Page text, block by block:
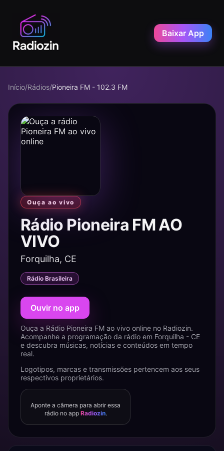
Baixar App
Início/Rádios/Pioneira FM - 102.3 FM
Ouça ao vivo
Rádio Pioneira FM AO
VIVO
Forquilha, CE
Rádio Brasileira
Ouvir no app
Ouça a Rádio Pioneira FM ao vivo online no Radiozin.
Acompanhe a programação da rádio em Forquilha - CE
e descubra músicas, notícias e conteúdos em tempo
real.
Logotipos, marcas e transmissões pertencem aos seus
respectivos proprietários.
Aponte a câmera para abrir essa
rádio no app Radiozin.